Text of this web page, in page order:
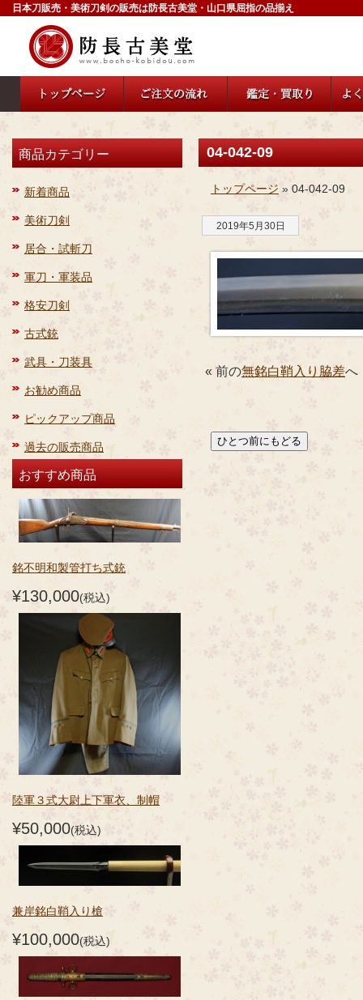
日本刀販売・美術刀剣の販売は防長古美堂・山口県屈指の品揃え
商品カテゴリー
新着商品
美術刀剣
居合・試斬刀
軍刀・軍装品
格安刀剣
古式銃
武具・刀装具
お勧め商品
ピックアップ商品
過去の販売商品
おすすめ商品
銘不明和製管打ち式銃
¥130,000(税込)
陸軍３式大尉上下軍衣、制帽
¥50,000(税込)
兼岸銘白鞘入り槍
¥100,000(税込)
04-042-09
トップページ » 04-042-09
2019年5月30日
« 前の無銘白鞘入り脇差へ